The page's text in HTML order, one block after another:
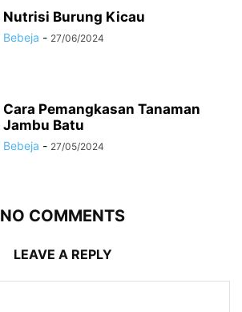
Nutrisi Burung Kicau
Bebeja - 27/06/2024
Cara Pemangkasan Tanaman
Jambu Batu
Bebeja - 27/05/2024
NO COMMENTS
LEAVE A REPLY